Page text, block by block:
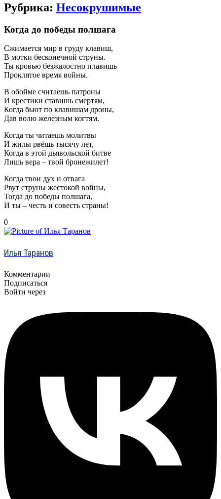
Рубрика: Несокрушимые
Когда до победы полшага
Сжимается мир в груду клавиш,
В мотки бесконечной струны.
Ты кровью безжалостно плавишь
Проклятое время войны.
В обойме считаешь патроны
И крестики ставишь смертям,
Когда бьют по клавишам дроны,
Дав волю железным когтям.
Когда ты читаешь молитвы
И жилы рвёшь тысячу лет,
Когда в этой дьявольской битве
Лишь вера – твой бронежилет!
Когда твои дух и отвага
Рвут струны жестокой войны,
Тогда до победы полшага,
И ты – честь и совесть страны!
0
Илья Таранов
Комментарии
Подписаться
Войти через